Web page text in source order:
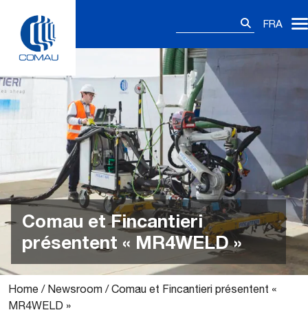
content
FRA
Comau et Fincantieri
présentent « MR4WELD »
Home / Newsroom /Comau et Fincantieri présentent «
MR4WELD »